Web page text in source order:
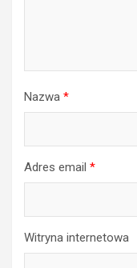
Nazwa *
Adres email *
Witryna internetowa